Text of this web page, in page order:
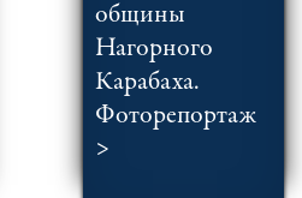
общины
Нагорного
Карабаха.
Фоторепортаж
>